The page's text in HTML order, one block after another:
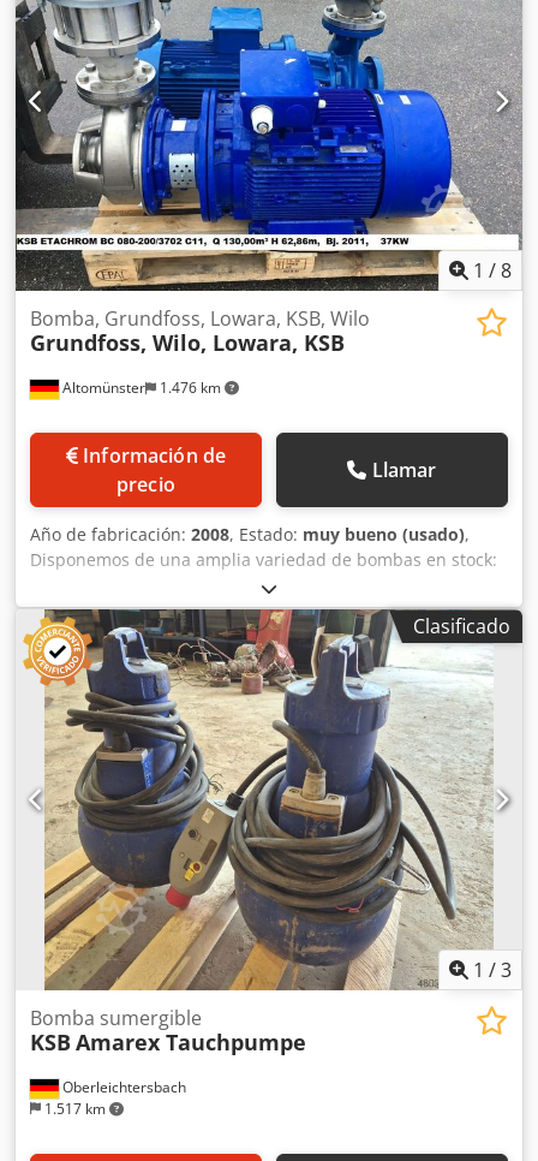
1 /8
Altomünster 1.476 km
Bomba, Grundfoss, Lowara, KSB, Wilo
Grundfoss, Wilo, Lowara, KSB
Información de
precio
Llamar
Año de fabricación: 2008, Estado: muy bueno (usado),
Disponemos de una amplia variedad de bombas en stock:
Wilo, Grundfoss, Lowara, KSB, etc. Dcedpfxjd H Nzze Ab
Rsk
Clasificado
1 /3
Oberleichtersbach
1.517 km
Bomba sumergible
KSB Amarex Tauchpumpe